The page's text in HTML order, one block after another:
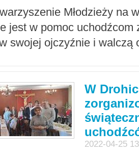
Młodzieży na
jest w pomoc uchodźcom
swojej ojczyźnie i walczą
W
2022-04-25